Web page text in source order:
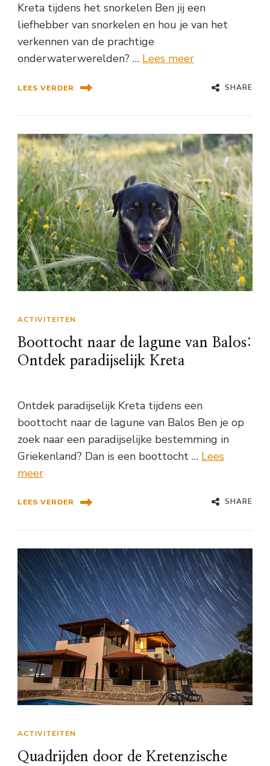
Kreta tijdens het snorkelen Ben jij een
liefhebber van snorkelen en hou je van het
verkennen van de prachtige
onderwaterwerelden? … Lees meer
LEES VERDER SHARE
ACTIVITEITEN
Boottocht naar de lagune van Balos:
Ontdek paradijselijk Kreta
Ontdek paradijselijk Kreta tijdens een
boottocht naar de lagune van Balos Ben je op
zoek naar een paradijselijke bestemming in
Griekenland? Dan is een boottocht … Lees
meer
LEES VERDER SHARE
ACTIVITEITEN
Quadrijden door de Kretenzische